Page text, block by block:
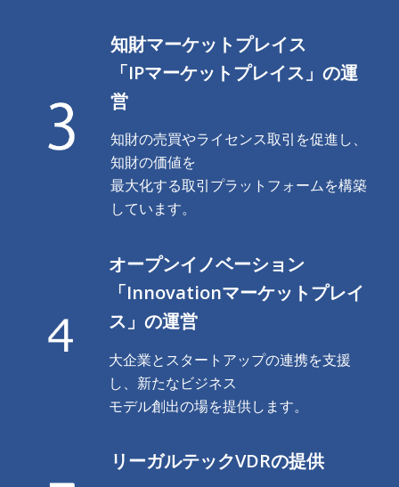
知財マーケットプレイス
「IPマーケットプレイス」の運
営
知財の売買やライセンス取引を促進し、
知財の価値を
最大化する取引プラットフォームを構築
しています。
オープンイノベーション
「Innovationマーケットプレイ
ス」の運営
大企業とスタートアップの連携を支援
し、新たなビジネス
モデル創出の場を提供します。
リーガルテックVDRの提供